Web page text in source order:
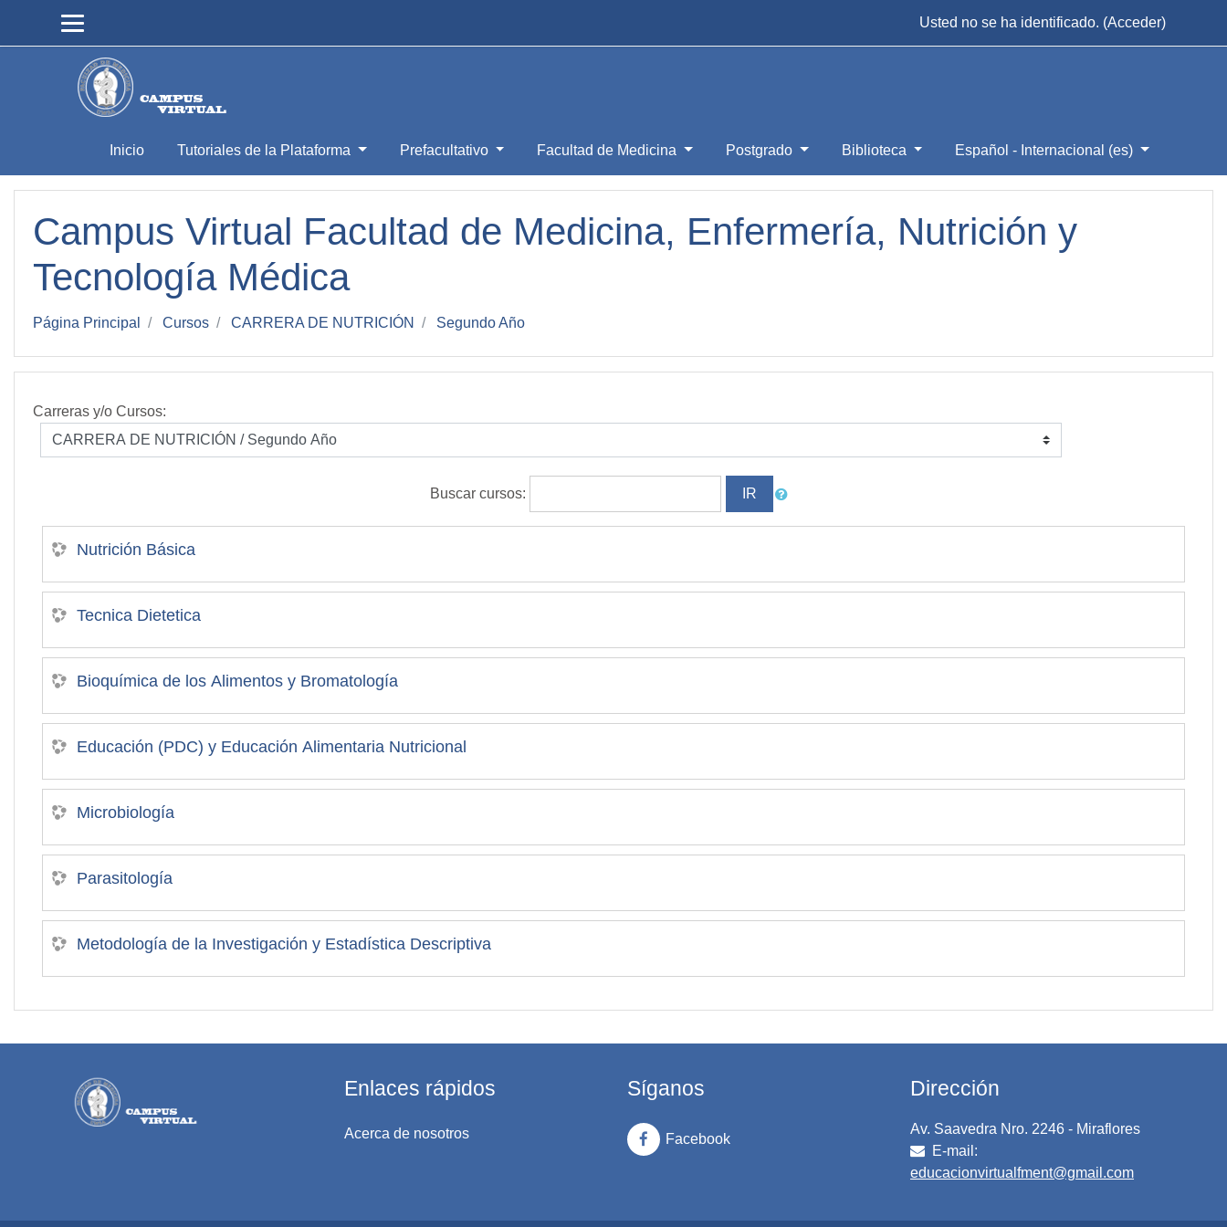
Usted no se ha identificado. (Acceder)
Inicio Tutoriales de la Plataforma Prefacultativo Facultad de Medicina Postgrado Biblioteca Español - Internacional ‎(es)‎
Campus Virtual Facultad de Medicina, Enfermería, Nutrición y
Tecnología Médica
Página Principal Cursos CARRERA DE NUTRICIÓN Segundo Año
Carreras y/o Cursos:
Buscar cursos:
Nutrición Básica
Tecnica Dietetica
Bioquímica de los Alimentos y Bromatología
Educación (PDC) y Educación Alimentaria Nutricional
Microbiología
Parasitología
Metodología de la Investigación y Estadística Descriptiva
Enlaces rápidos
Acerca de nosotros
Síganos
Facebook
Dirección
Av. Saavedra Nro. 2246 - Miraflores
E-mail:
educacionvirtualfment@gmail.com